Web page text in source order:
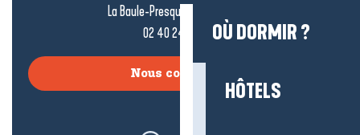
OÙ DORMIR ?
HÔTELS
La Baule-Presqu’île de Guérande
02 40 24 34 44
Nous contacter